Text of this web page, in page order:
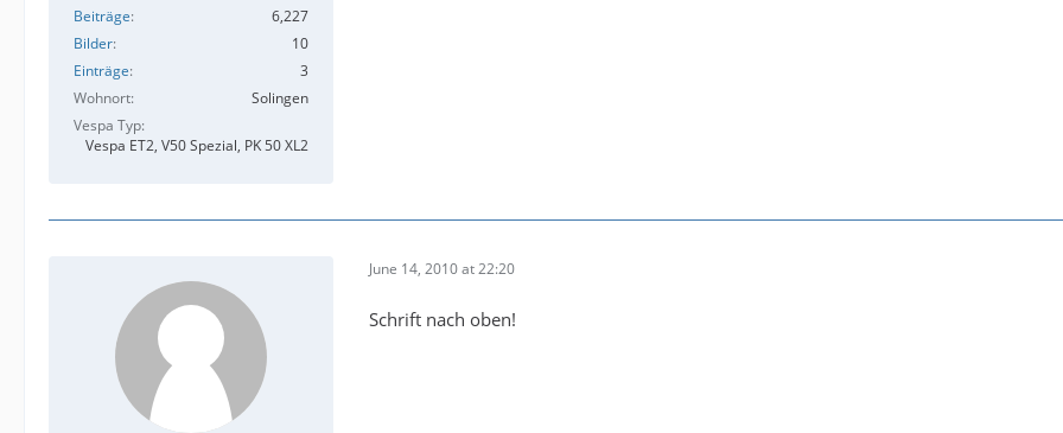
Beiträge
6,227
Bilder
10
Einträge
3
Wohnort
Solingen
Vespa Typ
Vespa ET2, V50 Spezial, PK 50 XL2
June 14, 2010 at 22:20
Schrift nach oben!